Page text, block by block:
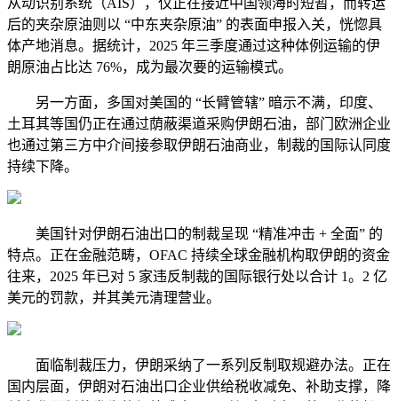
从动识别系统（AIS），仅正在接近中国领海时短暂，而转运
后的夹杂原油则以 “中东夹杂原油” 的表面申报入关，恍惚具
体产地消息。据统计，2025 年三季度通过这种体例运输的伊
朗原油占比达 76%，成为最次要的运输模式。
另一方面，多国对美国的 “长臂管辖” 暗示不满，印度、
土耳其等国仍正在通过荫蔽渠道采购伊朗石油，部门欧洲企业
也通过第三方中介间接参取伊朗石油商业，制裁的国际认同度
持续下降。
美国针对伊朗石油出口的制裁呈现 “精准冲击 + 全面” 的
特点。正在金融范畴，OFAC 持续全球金融机构取伊朗的资金
往来，2025 年已对 5 家违反制裁的国际银行处以合计 1。2 亿
美元的罚款，并其美元清理营业。
面临制裁压力，伊朗采纳了一系列反制取规避办法。正在
国内层面，伊朗对石油出口企业供给税收减免、补助支撑，降